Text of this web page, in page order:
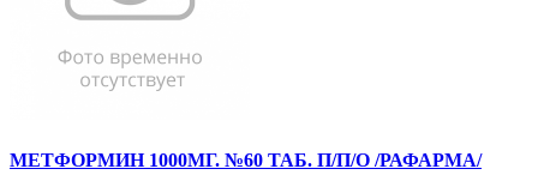
МЕТФОРМИН 1000МГ. №60 ТАБ. П/П/О /РАФАРМА/